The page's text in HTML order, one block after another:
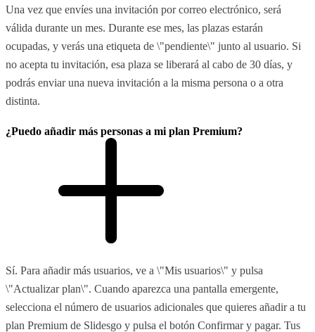
Una vez que envíes una invitación por correo electrónico, será
válida durante un mes. Durante ese mes, las plazas estarán
ocupadas, y verás una etiqueta de \"pendiente\" junto al usuario. Si
no acepta tu invitación, esa plaza se liberará al cabo de 30 días, y
podrás enviar una nueva invitación a la misma persona o a otra
distinta.
¿Puedo añadir más personas a mi plan Premium?
Sí. Para añadir más usuarios, ve a \"Mis usuarios\" y pulsa
\"Actualizar plan\". Cuando aparezca una pantalla emergente,
selecciona el número de usuarios adicionales que quieres añadir a tu
plan Premium de Slidesgo y pulsa el botón Confirmar y pagar. Tus